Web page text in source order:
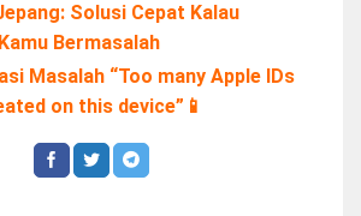
Solusi Cepat Kalau
Bermasalah
Masalah “Too many Apple IDs
on this device”📱